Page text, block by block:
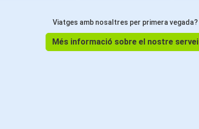
Viatges amb nosaltres per primera vegada?
Més informació sobre el nostre servei